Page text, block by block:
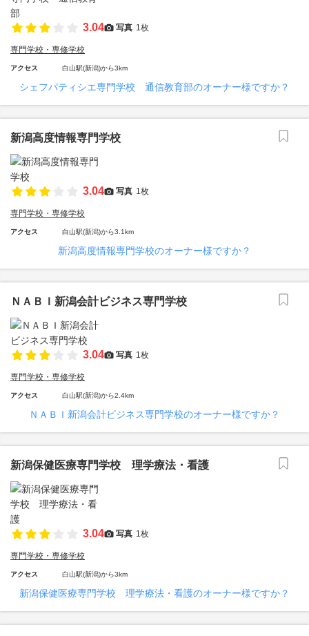
3.04 写真 1枚
専門学校・専修学校
アクセス 白山駅(新潟)から3km
シェフパティシエ専門学校 通信教育部のオーナー様ですか？
新潟高度情報専門学校
3.04 写真 1枚
専門学校・専修学校
アクセス 白山駅(新潟)から3.1km
新潟高度情報専門学校のオーナー様ですか？
ＮＡＢＩ新潟会計ビジネス専門学校
3.04 写真 1枚
専門学校・専修学校
アクセス 白山駅(新潟)から2.4km
ＮＡＢＩ新潟会計ビジネス専門学校のオーナー様ですか？
新潟保健医療専門学校 理学療法・看護
3.04 写真 1枚
専門学校・専修学校
アクセス 白山駅(新潟)から3km
新潟保健医療専門学校 理学療法・看護のオーナー様ですか？